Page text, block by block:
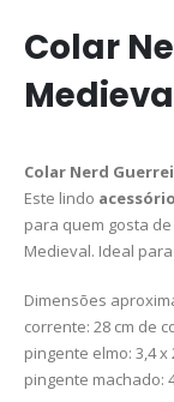
Colar
Colar Nerd
Este lindo
para quem gosta
Medieval. Ideal
Dimensões
corrente: 28 cm de
pingente elmo: 3,4 x
pingente machado: